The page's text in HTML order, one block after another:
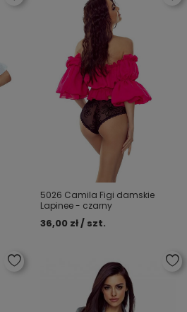
5026 Camila Figi damskie
Lapinee - czarny
36,00 zł / szt.